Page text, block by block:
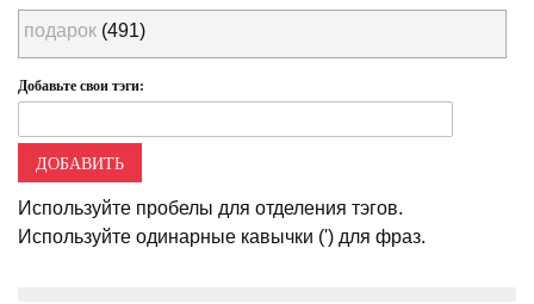
подарок (491)
Добавьте свои тэги:
ДОБАВИТЬ
Используйте пробелы для отделения тэгов.
Используйте одинарные кавычки (') для фраз.